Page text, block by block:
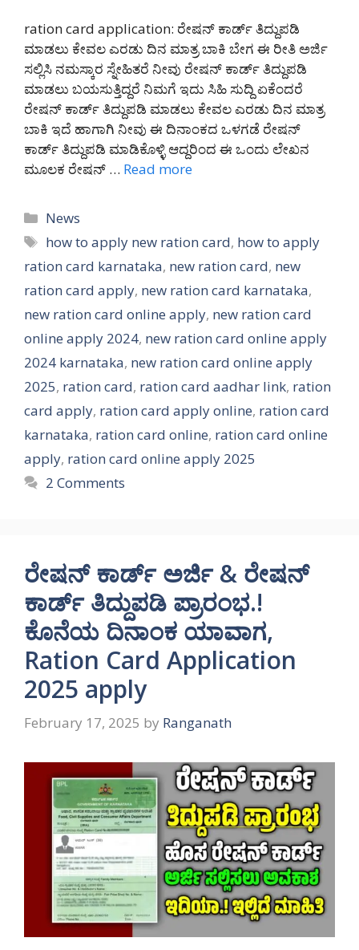
ration card application: ರೇಷನ್ ಕಾರ್ಡ್ ತಿದ್ದುಪಡಿ
ಮಾಡಲು ಕೇವಲ ಎರಡು ದಿನ ಮಾತ್ರ ಬಾಕಿ ಬೇಗ ಈ ರೀತಿ ಅರ್ಜಿ
ಸಲ್ಲಿಸಿ ನಮಸ್ಕಾರ ಸ್ನೇಹಿತರೆ ನೀವು ರೇಷನ್ ಕಾರ್ಡ್ ತಿದ್ದುಪಡಿ
ಮಾಡಲು ಬಯಸುತ್ತಿದ್ದರೆ ನಿಮಗೆ ಇದು ಸಿಹಿ ಸುದ್ದಿ ಏಕೆಂದರೆ
ರೇಷನ್ ಕಾರ್ಡ್ ತಿದ್ದುಪಡಿ ಮಾಡಲು ಕೇವಲ ಎರಡು ದಿನ ಮಾತ್ರ
ಬಾಕಿ ಇದೆ ಹಾಗಾಗಿ ನೀವು ಈ ದಿನಾಂಕದ ಒಳಗಡೆ ರೇಷನ್
ಕಾರ್ಡ್ ತಿದ್ದುಪಡಿ ಮಾಡಿಕೊಳ್ಳಿ ಆದ್ದರಿಂದ ಈ ಒಂದು ಲೇಖನ
ಮೂಲಕ ರೇಷನ್ … Read more
Categories
News
Tags
how to apply new ration card, how to apply
ration card karnataka, new ration card, new
ration card apply, new ration card karnataka,
new ration card online apply, new ration card
online apply 2024, new ration card online apply
2024 karnataka, new ration card online apply
2025, ration card, ration card aadhar link, ration
card apply, ration card apply online, ration card
karnataka, ration card online, ration card online
apply, ration card online apply 2025
2 Comments
ರೇಷನ್ ಕಾರ್ಡ್ ಅರ್ಜಿ & ರೇಷನ್
ಕಾರ್ಡ್ ತಿದ್ದುಪಡಿ ಪ್ರಾರಂಭ.!
ಕೊನೆಯ ದಿನಾಂಕ ಯಾವಾಗ,
Ration Card Application
2025 apply
February 17, 2025 by Ranganath